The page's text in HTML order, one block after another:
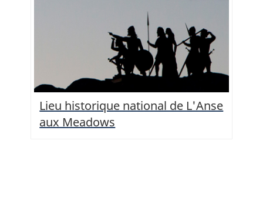
Lieu historique national de L'Anse
aux Meadows